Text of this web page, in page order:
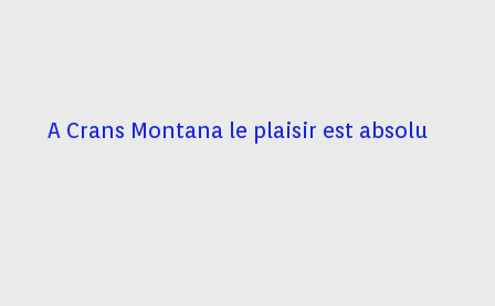
A Crans Montana le plaisir est absolu